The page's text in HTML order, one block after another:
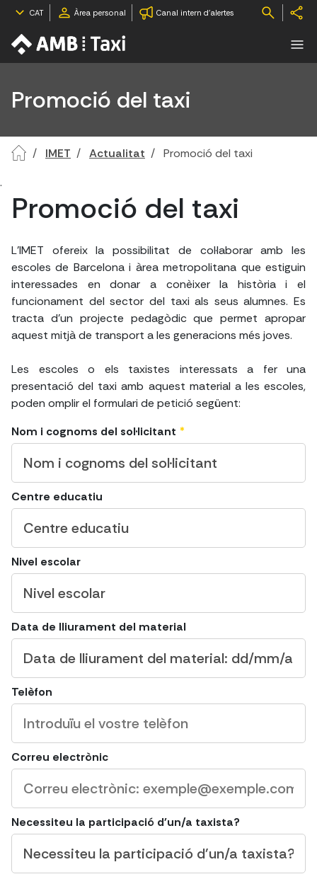
CAT Àrea personal Canal intern d'alertes
Promoció del taxi
IMET Actualitat
Promoció del taxi
.
Promoció del taxi
L'IMET ofereix la possibilitat de col·laborar amb les
escoles de Barcelona i àrea metropolitana que estiguin
interessades en donar a conèixer la història i el
funcionament del sector del taxi als seus alumnes. Es
tracta d'un projecte pedagòdic que permet apropar
aquest mitjà de transport a les generacions més joves.
Les escoles o els taxistes interessats a fer una
presentació del taxi amb aquest material a les escoles,
poden omplir el formulari de petició següent:
Nom i cognoms del sol·licitant *
Centre educatiu
Nivel escolar
Data de lliurament del material
Telèfon
Correu electrònic
Necessiteu la participació d'un/a taxista?